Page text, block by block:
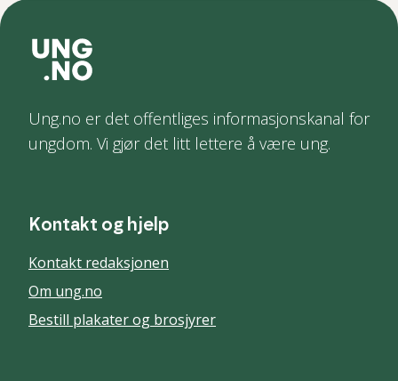
Ung.no er det offentliges informasjonskanal for
ungdom. Vi gjør det litt lettere å være ung.
Kontakt og hjelp
Kontakt redaksjonen
Om ung.no
Bestill plakater og brosjyrer